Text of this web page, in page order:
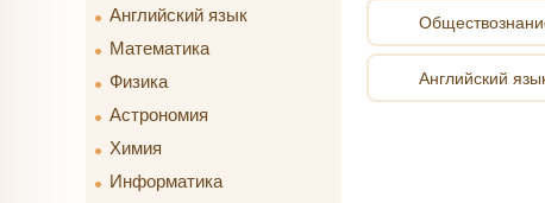
Английский язык
Математика
Физика
Астрономия
Химия
Информатика
Английский